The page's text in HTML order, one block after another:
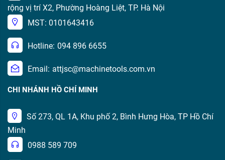
rộng vị trí X2, Phường Hoàng Liệt, TP. Hà Nội
MST: 0101643416
Hotline: 094 896 6655
Email: attjsc@machinetools.com.vn
CHI NHÁNH HỒ CHÍ MINH
Số 273, QL 1A, Khu phố 2, Bình Hưng Hòa, TP Hồ Chí
Minh
0988 589 709